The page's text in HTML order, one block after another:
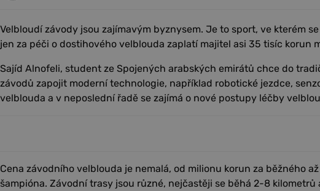
Velbloudí závody jsou zajímavým byznysem. Je to sport, ve kterém
jen za péči o dostihového velblouda zaplatí majitel asi 35 tisíc korun
Sajíd Alnofeli, student ze Spojených arabských emirátů chce do
závodů zapojit moderní technologie, například robotické jezdce,
velblouda a v neposlední řadě se zajímá o nové postupy léčby
Cena závodního velblouda je nemalá, od milionu korun za běžného
šampióna. Závodní trasy jsou různé, nejčastěji se běhá 2-8 kilometrů